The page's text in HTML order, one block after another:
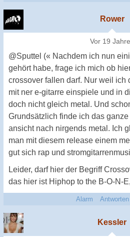
Rower
Vor 19
@Sputtel (« Nachdem ich nun
gehört habe, frage ich mich ob
crossover fallen darf. Nur weil ich
mit ner e-gitarre einspiele und in
doch nicht gleich metal. Und
Grundsätzlich finde ich das
ansicht nach nirgends metal. Ich
man mit diesem release einem
gut sich rap und
Leider, darf hier der Begriff
das hier ist Hiphop to the B-O-N-
Alarm Antworten
Kessler